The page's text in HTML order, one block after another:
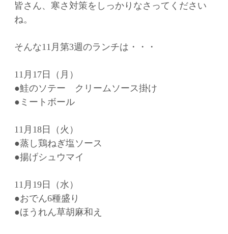
皆さん、寒さ対策をしっかりなさってください
ね。
そんな11月第3週のランチは・・・
11月17日（月）
●鮭のソテー クリームソース掛け
●ミートボール
11月18日（火）
●蒸し鶏ねぎ塩ソース
●揚げシュウマイ
11月19日（水）
●おでん6種盛り
●ほうれん草胡麻和え